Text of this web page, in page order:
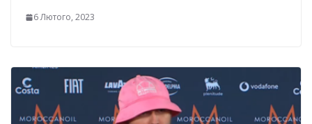
6 Лютого, 2023